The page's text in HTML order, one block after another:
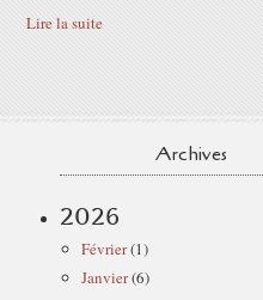
Lire la suite
Archives
2026
Février(1)
Janvier(6)